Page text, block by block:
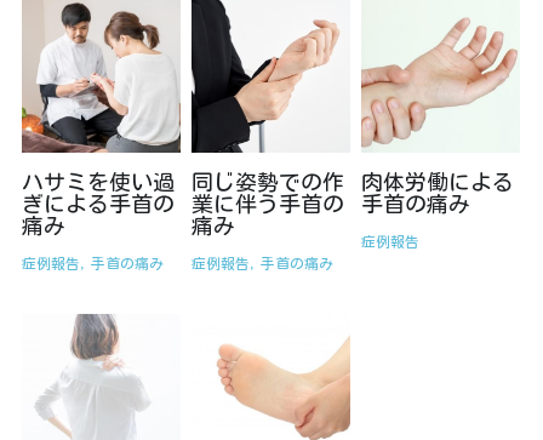
ハサミを使い過
ぎによる手首の
痛み
症例報告, 手首の痛み
同じ姿勢での作
業に伴う手首の
痛み
症例報告, 手首の痛み
肉体労働による
手首の痛み
症例報告